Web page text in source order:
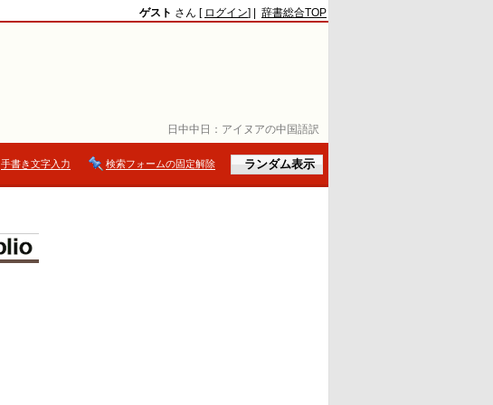
日中中日： アイヌアの中国語訳
ゲスト さん [ ログイン] | 辞書総合TOP
手書き文字入力 検索フォームの固定解除